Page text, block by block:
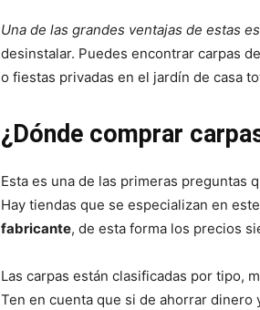
Una de las grandes ventajas de estas
desinstalar. Puedes encontrar carpas
o fiestas privadas en el jardín de casa
¿Dónde comprar
Esta es una de las primeras preguntas
Hay tiendas que se especializan en
fabricante, de esta forma los precios
Las carpas están clasificadas por tipo,
Ten en cuenta que si de ahorrar